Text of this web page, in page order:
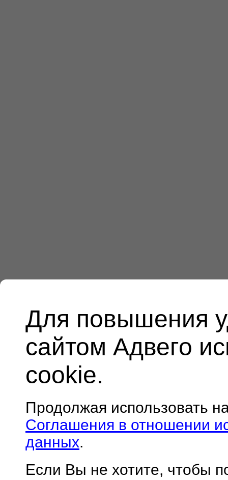
Для повышения
сайтом Адвего
cookie.
Продолжая использовать
Соглашения в отношении
данных.
Если Вы не хотите, чтобы